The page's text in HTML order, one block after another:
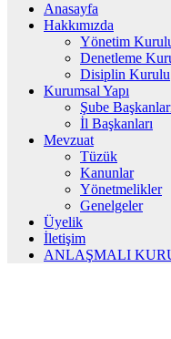
Anasayfa
Hakkımızda
Yönetim
Denetleme
Disiplin Kurulu
Kurumsal Yapı
Şube
İl Başkanları
Mevzuat
Tüzük
Kanunlar
Yönetmelikler
Genelgeler
Üyelik
İletişim
ANLAŞMALI